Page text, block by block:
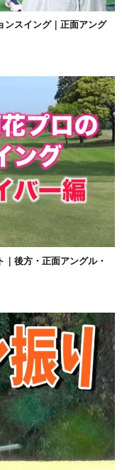
ンスイング｜正面アング
後方・正面アングル・